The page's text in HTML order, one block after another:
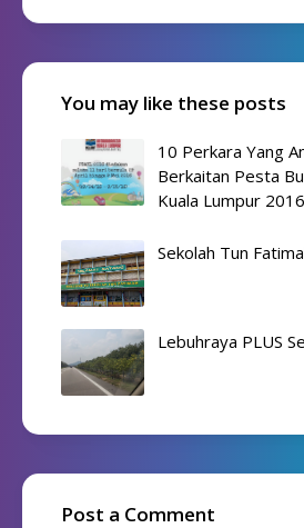
You may like these posts
10 Perkara Yang
Berkaitan Pesta
Kuala Lumpur 2016
Sekolah Tun
Lebuhraya PLUS
Post a Comment